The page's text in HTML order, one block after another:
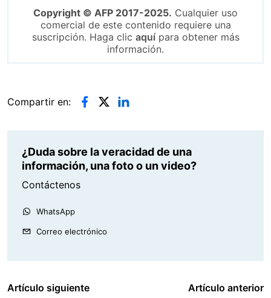
Copyright © AFP 2017-2025. Cualquier uso
comercial de este contenido requiere una
suscripción. Haga clic aquípara obtener más
información.
Compartir en:
¿Duda sobre la veracidad de una
información, una foto o un video?
Contáctenos
WhatsApp
Correo electrónico
Artículo siguiente Artículo anterior